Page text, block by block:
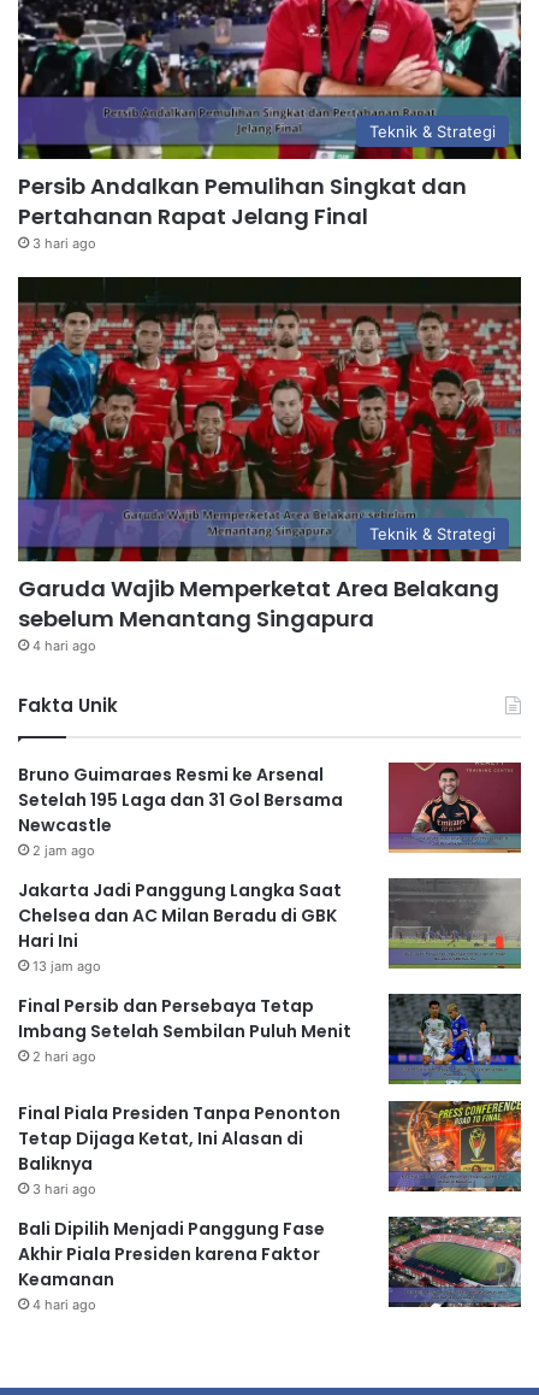
Teknik & Strategi
Persib Andalkan Pemulihan Singkat dan
Pertahanan Rapat Jelang Final
3 hari ago
Teknik & Strategi
Garuda Wajib Memperketat Area Belakang
sebelum Menantang Singapura
4 hari ago
Fakta Unik
Bruno Guimaraes Resmi ke Arsenal
Setelah 195 Laga dan 31 Gol Bersama
Newcastle
2 jam ago
Jakarta Jadi Panggung Langka Saat
Chelsea dan AC Milan Beradu di GBK
Hari Ini
13 jam ago
Final Persib dan Persebaya Tetap
Imbang Setelah Sembilan Puluh Menit
2 hari ago
Final Piala Presiden Tanpa Penonton
Tetap Dijaga Ketat, Ini Alasan di
Baliknya
3 hari ago
Bali Dipilih Menjadi Panggung Fase
Akhir Piala Presiden karena Faktor
Keamanan
4 hari ago